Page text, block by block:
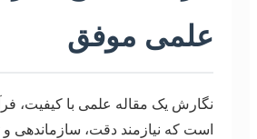
علمی موفق
نگارش یک مقاله علمی با کیفیت،
است که نیازمند دقت، سازماندهی